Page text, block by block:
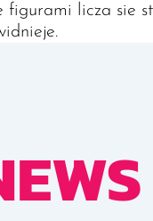
licza sie